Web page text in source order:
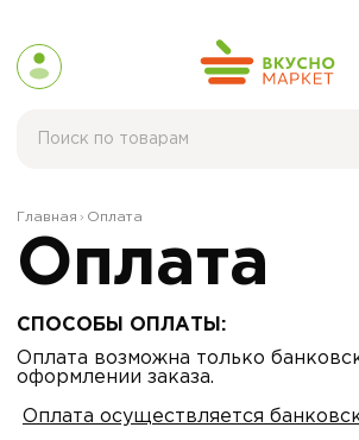
Главная Оплата
Оплата
СПОСОБЫ ОПЛАТЫ:
Оплата возможна только
оформлении заказа.
Оплата осуществляется